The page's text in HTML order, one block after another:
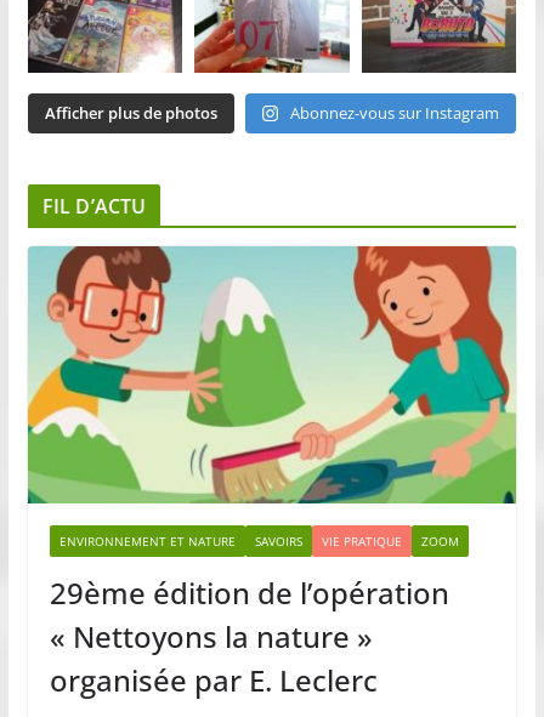
Afficher plus de photos Abonnez-vous sur Instagram
FIL D’ACTU
ENVIRONNEMENT ET NATURE SAVOIRS VIE PRATIQUE ZOOM
29ème édition de l’opération
« Nettoyons la nature »
organisée par E. Leclerc